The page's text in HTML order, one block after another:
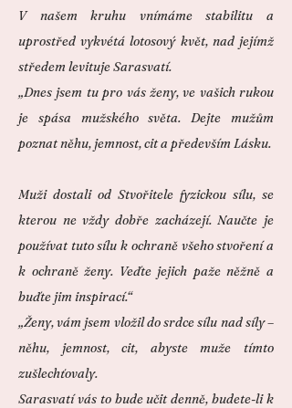
V našem kruhu vnímáme stabilitu a
uprostřed vykvétá lotosový květ, nad jejímž
středem levituje Sarasvatí.
„Dnes jsem tu pro vás ženy, ve vašich rukou
je spása mužského světa. Dejte mužům
poznat něhu, jemnost, cit a především Lásku.
Muži dostali od Stvořitele fyzickou sílu, se
kterou ne vždy dobře zacházejí. Naučte je
používat tuto sílu k ochraně všeho stvoření a
k ochraně ženy. Veďte jejich paže něžně a
buďte jim inspirací.“
„Ženy, vám jsem vložil do srdce sílu nad síly –
něhu, jemnost, cit, abyste muže tímto
zušlechťovaly.
Sarasvatí vás to bude učit denně, budete-li k